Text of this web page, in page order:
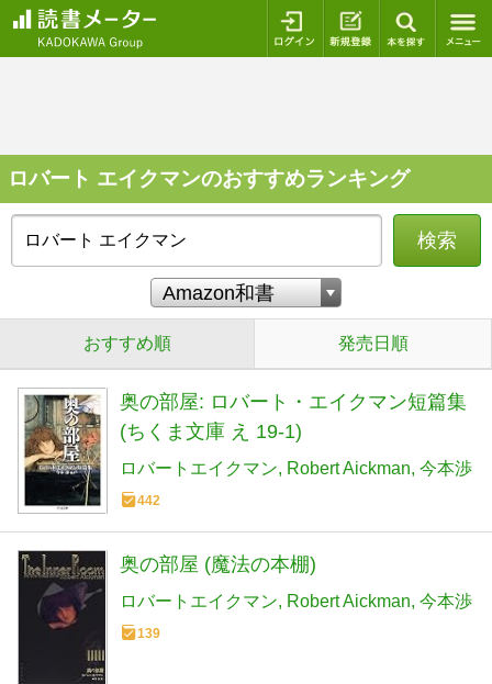
ログイン 新規登録
ロバート エイクマンのおすすめランキング
検索
おすすめ順 発売日順
奥の部屋: ロバート・エイクマン短篇集
(ちくま文庫 え 19-1)
ロバートエイクマン Robert Aickman 今本渉
442
奥の部屋 (魔法の本棚)
ロバートエイクマン Robert Aickman 今本渉
139